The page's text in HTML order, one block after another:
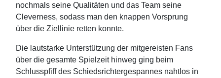
nochmals seine Qualitäten und das Team seine
Cleverness, sodass man den knappen Vorsprung
über die Ziellinie retten konnte.
Die lautstarke Unterstützung der mitgereisten Fans
über die gesamte Spielzeit hinweg ging beim
Schlusspfiff des Schiedsrichtergespannes nahtlos in